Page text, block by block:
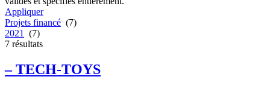
Appliquer
Projets financé (7)
2021
(7)
7 résultats
– TECH-TOYS